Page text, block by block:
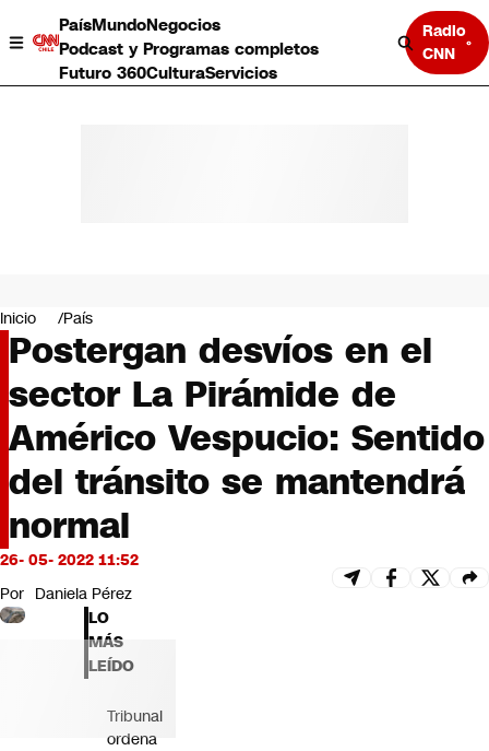
PaísMundoNegocios
Podcast y Programas completos
Futuro 360CulturaServicios
Radio
CNN
Negocios
Deportes
Programas completos
Cultura
Servicios
Bits
CNN tiempo
Opinión
Inicio País
Postergan desvíos en el
sector La Pirámide de
Américo Vespucio: Sentido
del tránsito se mantendrá
normal
26- 05- 2022 11:52
Por Daniela Pérez
LO
MÁS
LEÍDO
Tribunal
ordena